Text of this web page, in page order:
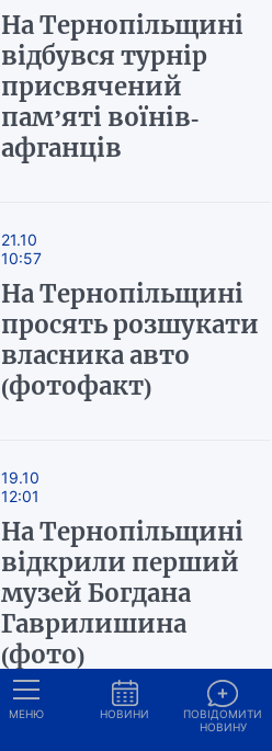
На Тернопільщині
відбувся турнір
присвячений
пам’яті воїнів-
афганців
21.10
10:57
На Тернопільщині
просять розшукати
власника авто
(фотофакт)
19.10
12:01
На Тернопільщині
відкрили перший
музей Богдана
Гаврилишина
(фото)
МЕНЮ НОВИНИ
ПОВІДОМИТИ
НОВИНУ